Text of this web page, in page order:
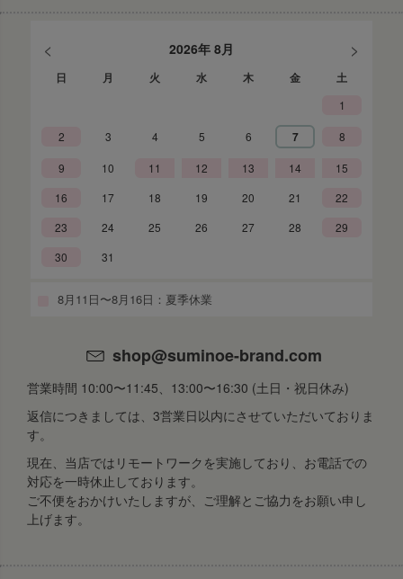
< 2026年 8月 >
日 月 火 水 木 金 土
1
2 3 4 5 6 7 8
9 10 11 12 13 14
15
16
17 18 19 20 21
22
23
24 25 26 27 28
29
30
31
8月11日〜8月16日：夏季休業
shop@suminoe-brand.com
営業時間 10:00〜11:45、13:00〜16:30 (土日・祝日休み)
返信につきましては、3営業日以内にさせていただいておりま
す。
現在、当店ではリモートワークを実施しており、お電話での
対応を一時休止しております。
ご不便をおかけいたしますが、ご理解とご協力をお願い申し
上げます。